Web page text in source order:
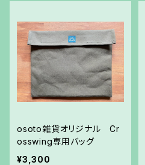
osoto雑貨オリジナル Cr
osswing専用バッグ
¥3,300